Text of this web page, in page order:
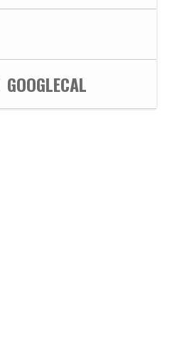
GOOGLECAL